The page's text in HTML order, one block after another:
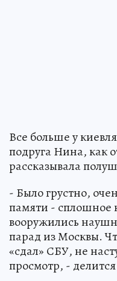
Все больше у
подруга Нина, как
рассказывала
- Было грустно,
памяти -
вооружились
парад из Москвы.
«сдал» СБУ, не
просмотр, -